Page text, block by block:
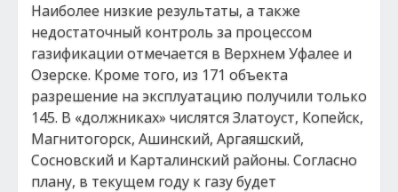
Наиболее низкие результаты, а также
недостаточный контроль за процессом
газификации отмечается в Верхнем Уфалее и
Озерске. Кроме того, из 171 объекта
разрешение на эксплуатацию получили только
145. В «должниках» числятся Златоуст, Копейск,
Магнитогорск, Ашинский, Аргаяшский,
Сосновский и Карталинский районы. Согласно
плану, в текущем году к газу будет